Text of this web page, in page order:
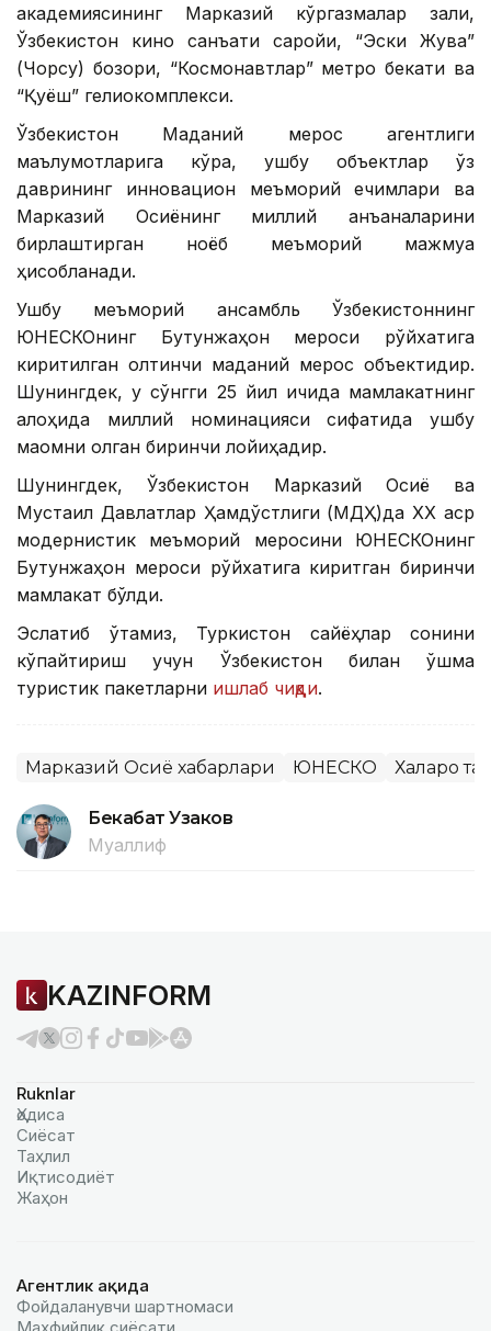
академиясининг Марказий кўргазмалар зали,
Ўзбекистон кино санъати саройи, “Эски Жува”
(Чорсу) бозори, “Космонавтлар” метро бекати ва
“Қуёш” гелиокомплекси.
Ўзбекистон Маданий мерос агентлиги
маълумотларига кўра, ушбу объектлар ўз
даврининг инновацион меъморий ечимлари ва
Марказий Осиёнинг миллий анъаналарини
бирлаштирган ноёб меъморий мажмуа
ҳисобланади.
Ушбу меъморий ансамбль Ўзбекистоннинг
ЮНEСКОнинг Бутунжаҳон мероси рўйхатига
киритилган олтинчи маданий мерос объектидир.
Шунингдек, у сўнгги 25 йил ичида мамлакатнинг
алоҳида миллий номинацияси сифатида ушбу
мақомни олган биринчи лойиҳадир.
Шунингдек, Ўзбекистон Марказий Осиё ва
Мустақил Давлатлар Ҳамдўстлиги (МДҲ)да ХХ аср
модернистик меъморий меросини ЮНEСКОнинг
Бутунжаҳон мероси рўйхатига киритган биринчи
мамлакат бўлди.
Эслатиб ўтамиз, Туркистон сайёҳлар сонини
кўпайтириш учун Ўзбекистон билан қўшма
туристик пакетларни ишлаб чиқди.
Марказий Осиё хабарлари ЮНЕСКО Халқаро
Бекабат Узаков
Муаллиф
KAZINFORM
Ruknlar
Ҳодиса
Сиёсат
Таҳлил
Иқтисодиёт
Жаҳон
Агентлик ҳақида
Фойдаланувчи шартномаси
Махфийлик сиёсати